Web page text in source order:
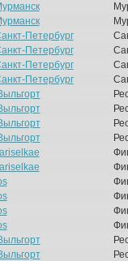
Петербург
Петербург
Петербург
Петербург